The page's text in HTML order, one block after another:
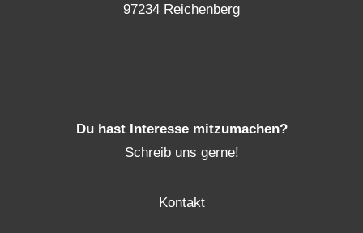
97234 Reichenberg
Du hast Interesse mitzumachen?
Schreib uns gerne!
Kontakt